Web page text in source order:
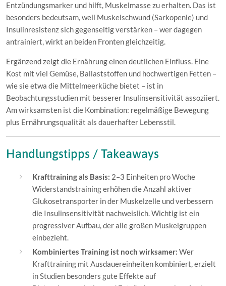
Entzündungsmarker und hilft, Muskelmasse zu erhalten. Das ist
besonders bedeutsam, weil Muskelschwund (Sarkopenie) und
Insulinresistenz sich gegenseitig verstärken – wer dagegen
antrainiert, wirkt an beiden Fronten gleichzeitig.
Ergänzend zeigt die Ernährung einen deutlichen Einfluss. Eine
Kost mit viel Gemüse, Ballaststoffen und hochwertigen Fetten –
wie sie etwa die Mittelmeerküche bietet – ist in
Beobachtungsstudien mit besserer Insulinsensitivität assoziiert.
Am wirksamsten ist die Kombination: regelmäßige Bewegung
plus Ernährungsqualität als dauerhafter Lebensstil.
Handlungstipps / Takeaways
Krafttraining als Basis: 2–3 Einheiten pro Woche
Widerstandstraining erhöhen die Anzahl aktiver
Glukosetransporter in der Muskelzelle und verbessern
die Insulinsensitivität nachweislich. Wichtig ist ein
progressiver Aufbau, der alle großen Muskelgruppen
einbezieht.
Kombiniertes Training ist noch wirksamer: Wer
Krafttraining mit Ausdauereinheiten kombiniert, erzielt
in Studien besonders gute Effekte auf